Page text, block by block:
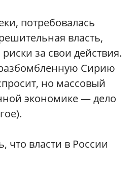
потребовалась
власть,
за свои действия.
Сирию
но массовый
экономике — дело
что власти в России